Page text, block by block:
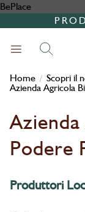
BePlace
Home / Scopri il
Azienda Agricola
Podere
Produttori